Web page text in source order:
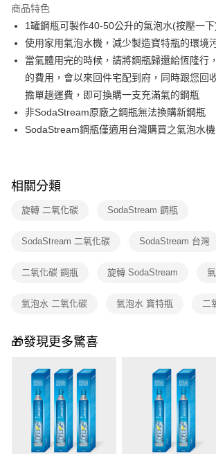
臺灣中小企業銀行
匯豐（台灣）商業銀行
華泰商業銀
聯邦商業銀行
遠東國際商業
元大商業銀行
永豐商業銀行
玉山商業銀行
星展（台灣
台灣樂天信用卡公司
上海商業儲蓄銀行
國泰世華商業銀行
兆豐國際商業
匯豐（台灣）商業銀行
華泰商業銀
聯邦商業銀行
遠東國際商
元大商業銀行
永豐商業銀
玉山商業銀行
星展（台灣
台新國際商業銀行
中國信託商業
LINE Pay
Apple Pay
街口支付
Google Pay
ATM付款
每筆NT$100，滿NT$999(含以上)免運費
付款後門市自取
商品特色
1罐鋼瓶可製作40-50公升的氣泡水(按壓一下
使用家用氣泡水機，減少製造寶特瓶的環境
當氣體用完的時候，請將鋼瓶歸還給恆隆行
的費用，會以來回件宅配到府，同時跟您回
擔單趟運費，即可換購一支充滿氣的鋼瓶
非SodaStream原廠之鋼瓶無法換購新鋼瓶
SodaStream鋼瓶僅適用台灣購買之氣泡水機
相關分類
旋轉 二氧化碳 SodaStream 鋼瓶
SodaStream 二氧化碳 SodaStream 台灣
二氧化碳 鋼瓶 旋轉 SodaStream
氣泡水 二氧化碳 氣泡水 寶特瓶 二
🎁發現更多驚喜